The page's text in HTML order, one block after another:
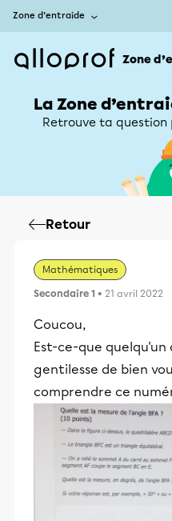
Zone d’entraide
Zone
La Zone
Retrouve ta question
Retour
Mathématiques
Secondaire 1 • 21 avril 2022
Coucou,
Est-ce-que
gentilesse de bien
comprendre ce